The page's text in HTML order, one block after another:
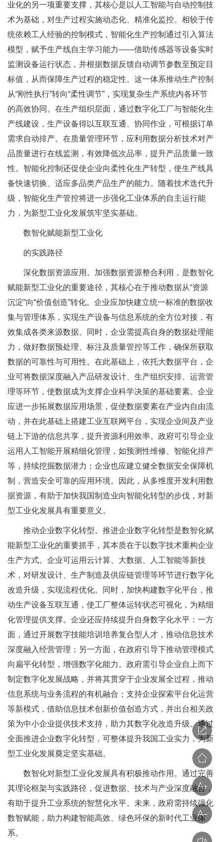
业化的另一项重要支撑，其核心是以人工智能与自动控制技
术为基础，对生产过程实施动态化、精准化监控。相较于传
统依赖工人经验的控制模式，智能化生产控制通过引入算法
模型，赋予生产线自主学习能力——借助传感器等设备实时
监测设备运行状态，并根据数据反馈自动调节参数至预定目
标值，从而保障生产过程的稳定性。这一体系推动生产控制
从“刚性执行”转向“柔性调节”，实现复杂生产系统内各环节
的高效协同。在生产组织层面，通过数字化工厂与智能化生
产线建设，生产设备得以互联互通、协同作业，可根据订单
需求自动排产。在质量管理环节，应利用数据分析技术对产
品质量进行在线监测，有效降低次品率，提升产品质量一致
性。智能化控制还促使企业向柔性化生产转型，使生产线具
备快速切换、适应多品类产品生产的能力。随着技术迭代升
级，智能化生产管控将进一步强化工业体系的自主运行能
力，为新型工业化发展筑牢坚实基础。
数智化赋能新型工业化
的实践路径
深化数据资源应用。加强数据资源整合利用，是数智化
赋能新型工业化的重要途径，其核心在于推动数据从“资源
沉淀”向“价值创造”转化。企业应加快建立统一标准的数据收
集与管理体系，实现生产设备与信息系统的全方位对接，有
效集成各类来源数据。同时，企业需提高自身的数据处理能
力，做好数据预处理、标注及质量管控等工作，确保所获取
数据的可靠性与可用性。在此基础上，依托大数据平台，企
业可将数据深度融入产品研发设计、生产组织安排、运营管
理等环节，使数据成为支撑企业科学决策的基础要素。企业
应进一步拓展数据应用场景，促使数据要素在产业内自由流
动，并在此基础上搭建工业互联网平台，实现企业间及产业
链上下游的信息共享，提升资源利用效率。政府可引导企业
运用人工智能开展精细化管理，如预测性维修、智能化排产
等，持续挖掘数据潜力；企业也应建立健全数据安全保障机
制，营造安全可靠的应用环境。因此，从多维度开发利用数
据资源，有助于加快我国制造业向智能化转型的步伐，对新
型工业化发展具有重要意义。
推动企业数字化转型。推进企业数字化转型是数智化赋
能新型工业化的重要抓手，其本质在于以数字技术重构企业
生产方式。企业可运用云计算、大数据、人工智能等新技
术，对研发设计、生产制造及供应链管理等环节进行数字化
改造升级，实现流程优化。同时，加快构建数字化平台，推
动生产设备互联互通，使工厂整体运转状态可视化，为精细
化管理提供支撑。企业还应持续提升自身数字化水平：一方
面，通过开展数字技能培训培养复合型人才，推动信息技术
深度融入经营管理；另一方面，在政府引导下推动管理模式
向扁平化转型，增强数字化能力。政府需引导企业自上而下
制定数字化发展战略，并将其贯穿于企业发展全过程，推动
信息系统与业务流程的有机融合；支持企业探索平台化运营
等新模式，借助信息技术创新价值创造方式，并出台相关政
策为中小企业提供技术支持，助力其数字化改造升级。通过
全面推进企业数字化转型，可整体提升我国工业实力，为新
型工业化发展奠定坚实基础。
数智化对新型工业化发展具有积极推动作用。通过完善
其理论框架与实践路径，促进数据、技术与产业深度融合，
有助于提升工业系统的智慧化水平。未来，政府需持续强化
数智赋能，助力构建智能高效、绿色环保的新时代工业体
系。